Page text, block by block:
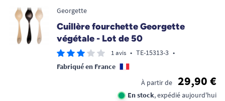
Georgette
Cuillère fourchette Georgette
végétale - Lot de 50
1 avis • TE-15313-3 •
Fabriqué en France
À partir de
29,90 €
En stock, expédié aujourd'hui